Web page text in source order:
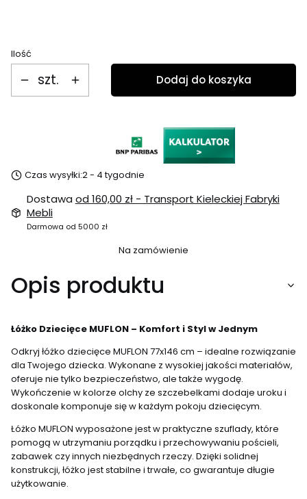
Ilość
szt. Dodaj do koszyka
Czas wysyłki:2 - 4 tygodnie
Dostawa od 160,00 zł - Transport Kieleckiej Fabryki
Mebli
Darmowa od 5000 zł
Na zamówienie
Opis produktu
Łóżko Dziecięce MUFLON – Komfort i Styl w Jednym
Odkryj łóżko dziecięce MUFLON 77x146 cm – idealne rozwiązanie
dla Twojego dziecka. Wykonane z wysokiej jakości materiałów,
oferuje nie tylko bezpieczeństwo, ale także wygodę.
Wykończenie w kolorze olchy ze szczebelkami dodaje uroku i
doskonale komponuje się w każdym pokoju dziecięcym.
Łóżko MUFLON wyposażone jest w praktyczne szuflady, które
pomogą w utrzymaniu porządku i przechowywaniu pościeli,
zabawek czy innych niezbędnych rzeczy. Dzięki solidnej
konstrukcji, łóżko jest stabilne i trwałe, co gwarantuje długie
użytkowanie.